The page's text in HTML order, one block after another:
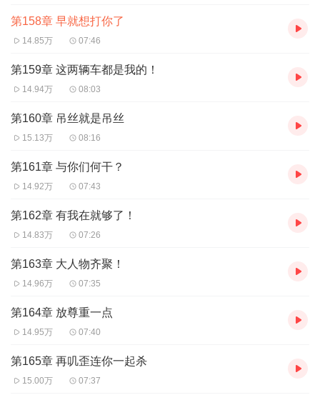
第158章 早就想打你了
14.85万 07:46
第159章 这两辆车都是我的！
14.94万 08:03
第160章 吊丝就是吊丝
15.13万 08:16
第161章 与你们何干？
14.92万 07:43
第162章 有我在就够了！
14.83万 07:26
第163章 大人物齐聚！
14.96万 07:35
第164章 放尊重一点
14.95万 07:40
第165章 再叽歪连你一起杀
15.00万 07:37